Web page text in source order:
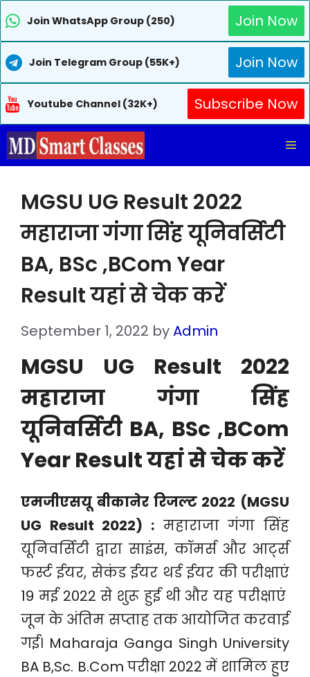
Join WhatsApp Group (250) Join Now
Join Telegram Group (55K+) Join Now
Youtube Channel (32K+)
Subscribe Now
Skip
to
MGSU UG Result 2022
महाराजा गंगा सिंह यूनिवर्सिटी
BA, BSc ,BCom Year
Result यहां से चेक करें
September 1, 2022 byAdmin
MGSU UG Result 2022
महाराजा गंगा सिंह
यूनिवर्सिटी BA, BSc ,BCom
Year Result यहां से चेक करें
एमजीएसयू बीकानेर रिजल्ट 2022 (MGSU
UG Result 2022) : महाराजा गंगा सिंह
यूनिवर्सिटी द्वारा साइंस, कॉमर्स और आर्ट्स
फर्स्ट ईयर, सेकंड ईयर थर्ड ईयर की परीक्षाएं
19 मई 2022 से शुरू हुई थी और यह परीक्षाएं
जून के अंतिम सप्ताह तक आयोजित करवाई
गई। Maharaja Ganga Singh University
BA B,Sc. B.Com परीक्षा 2022 में शामिल हुए